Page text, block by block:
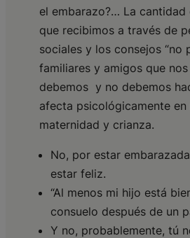
el embarazo?… La
que recibimos a través de
sociales y los consejos “no
familiares y amigos que
debemos y no debemos
afecta psicológicamente en
maternidad y crianza.
No, por estar
estar feliz.
“Al menos mi hijo está
consuelo después de un
Y no, probablemente, tú